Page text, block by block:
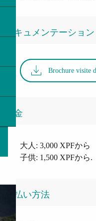
ドキュメンテーション
Brochure visite
料金
大人: 3,000 XPFから
子供: 1,500 XPFから.
支払い方法